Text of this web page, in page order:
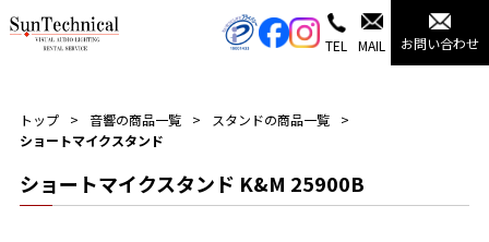
TEL MAIL お問い合わせ
トップ 音響の商品一覧
スタンドの商品一覧
ショートマイクスタンド
ショートマイクスタンド K&M 25900B